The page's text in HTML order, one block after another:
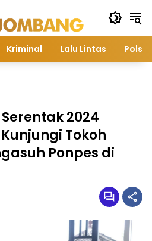
Kriminal Lalu Lintas
2024
Tokoh
Ponpes di